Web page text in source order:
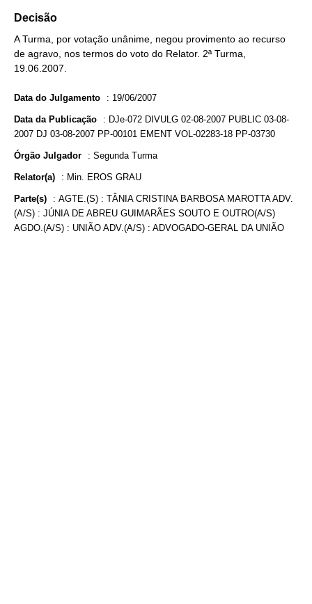
Decisão
A Turma, por votação unânime, negou provimento ao recurso
de agravo, nos termos do voto do Relator. 2ª Turma,
19.06.2007.
Data do Julgamento : 19/06/2007
Data da Publicação : DJe-072 DIVULG 02-08-2007 PUBLIC 03-08-
2007 DJ 03-08-2007 PP-00101 EMENT VOL-02283-18 PP-03730
Órgão Julgador : Segunda Turma
Relator(a) : Min. EROS GRAU
Parte(s) : AGTE.(S) : TÂNIA CRISTINA BARBOSA MAROTTA ADV.
(A/S) : JÚNIA DE ABREU GUIMARÃES SOUTO E OUTRO(A/S)
AGDO.(A/S) : UNIÃO ADV.(A/S) : ADVOGADO-GERAL DA UNIÃO